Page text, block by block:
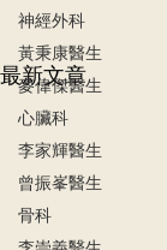
神經外科
黃秉康醫生
麥偉傑醫生
心臟科
李家輝醫生
曾振峯醫生
骨科
最新文章